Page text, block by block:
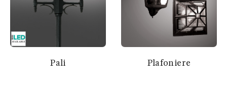
Pali Plafoniere